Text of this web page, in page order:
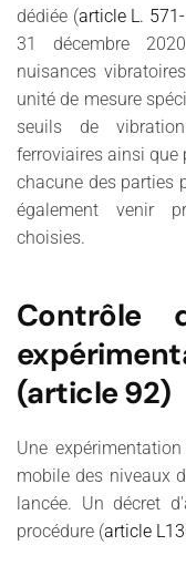
dédiée (article L.
31 décembre
nuisances
unité de mesure
seuils de
ferroviaires ainsi que
chacune des parties
également venir
choisies.
(article 92)
Une
mobile des niveaux
lancée. Un décret
procédure (article